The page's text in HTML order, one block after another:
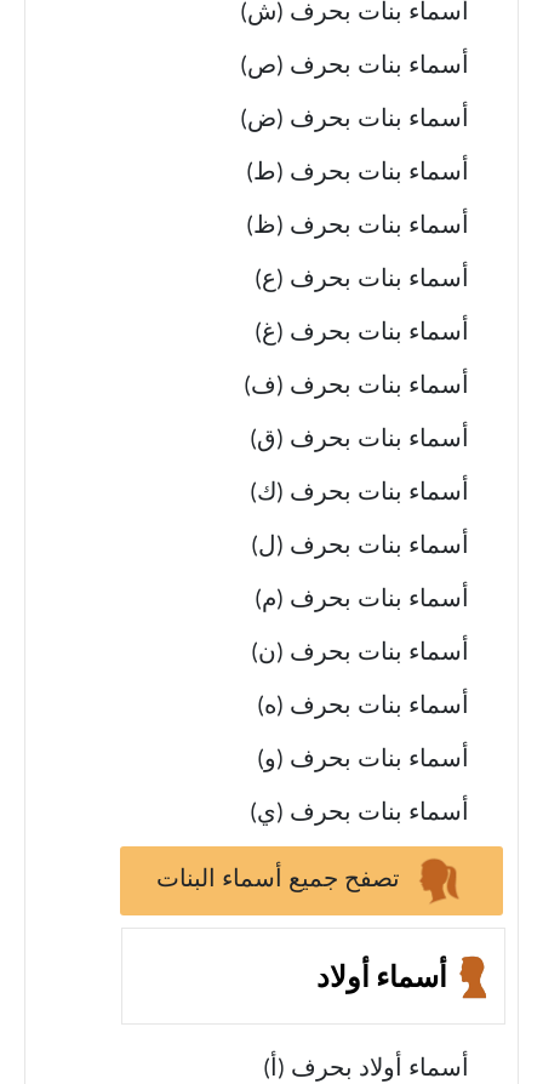
أسماء بنات بحرف (ش)
أسماء بنات بحرف (ص)
أسماء بنات بحرف (ض)
أسماء بنات بحرف (ط)
أسماء بنات بحرف (ظ)
أسماء بنات بحرف (ع)
أسماء بنات بحرف (غ)
أسماء بنات بحرف (ف)
أسماء بنات بحرف (ق)
أسماء بنات بحرف (ك)
أسماء بنات بحرف (ل)
أسماء بنات بحرف (م)
أسماء بنات بحرف (ن)
أسماء بنات بحرف (ه)
أسماء بنات بحرف (و)
أسماء بنات بحرف (ي)
تصفح جميع أسماء البنات
أسماء أولاد
أسماء أولاد بحرف (أ)